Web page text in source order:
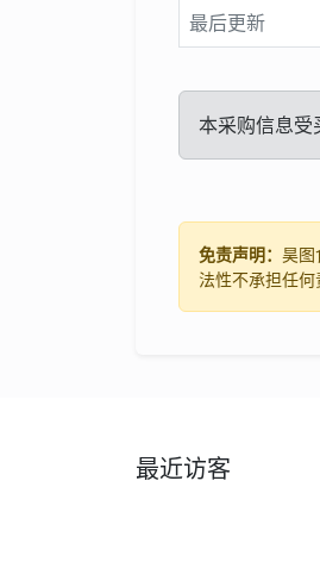
最后更新
本采购信息受
免责声明： 昊图
法性不承担任
最近访客